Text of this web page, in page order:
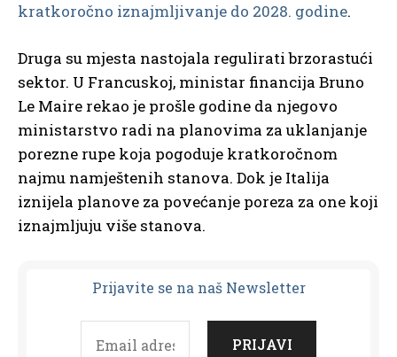
kratkoročno iznajmljivanje do 2028. godine.
Druga su mjesta nastojala regulirati brzorastući
sektor. U Francuskoj, ministar financija Bruno
Le Maire rekao je prošle godine da njegovo
ministarstvo radi na planovima za uklanjanje
porezne rupe koja pogoduje kratkoročnom
najmu namještenih stanova. Dok je Italija
iznijela planove za povećanje poreza za one koji
iznajmljuju više stanova.
Prijavite se na naš Newsletter